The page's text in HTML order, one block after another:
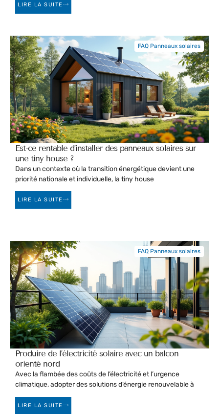
LIRE LA SUITE
Est-ce rentable d’installer des panneaux solaires sur
une tiny house ?
Dans un contexte où la transition énergétique devient une
priorité nationale et individuelle, la tiny house
LIRE LA SUITE
FAQ Panneaux solaires
Produire de l’électricité solaire avec un balcon
orienté nord
Avec la flambée des coûts de l’électricité et l’urgence
climatique, adopter des solutions d’énergie renouvelable à
LIRE LA SUITE
FAQ Panneaux solaires